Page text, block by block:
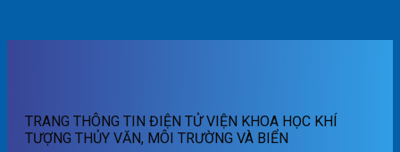
06/8/2026Hồng_IMHEMS_06.08.2026
lũ
cảnh
ngày
06/08/2026
TRANG THÔNG TIN ĐIỆN TỬ VIỆN KHOA HỌC KHÍ
TƯỢNG THỦY VĂN, MÔI TRƯỜNG VÀ BIỂN